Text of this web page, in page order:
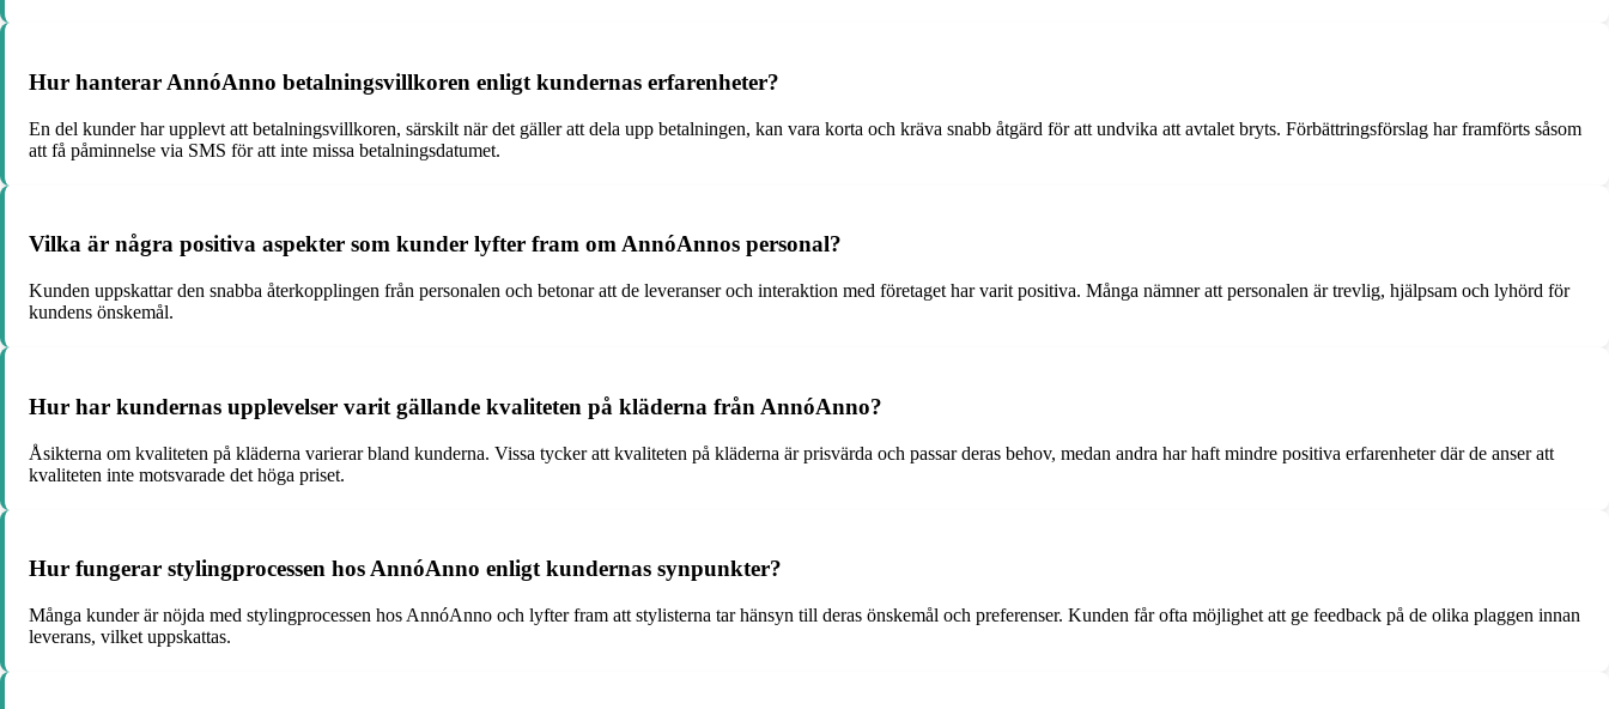
Hur hanterar AnnóAnno betalningsvillkoren enligt kundernas erfarenheter?
En del kunder har upplevt att betalningsvillkoren, särskilt när det gäller att dela upp betalningen, kan vara korta och kräva snabb åtgärd för att undvika att avtalet bryts. Förbättringsförslag har framförts såsom
att få påminnelse via SMS för att inte missa betalningsdatumet.
Vilka är några positiva aspekter som kunder lyfter fram om AnnóAnnos personal?
Kunden uppskattar den snabba återkopplingen från personalen och betonar att de leveranser och interaktion med företaget har varit positiva. Många nämner att personalen är trevlig, hjälpsam och lyhörd för
kundens önskemål.
Hur har kundernas upplevelser varit gällande kvaliteten på kläderna från AnnóAnno?
Åsikterna om kvaliteten på kläderna varierar bland kunderna. Vissa tycker att kvaliteten på kläderna är prisvärda och passar deras behov, medan andra har haft mindre positiva erfarenheter där de anser att
kvaliteten inte motsvarade det höga priset.
Hur fungerar stylingprocessen hos AnnóAnno enligt kundernas synpunkter?
Många kunder är nöjda med stylingprocessen hos AnnóAnno och lyfter fram att stylisterna tar hänsyn till deras önskemål och preferenser. Kunden får ofta möjlighet att ge feedback på de olika plaggen innan
leverans, vilket uppskattas.